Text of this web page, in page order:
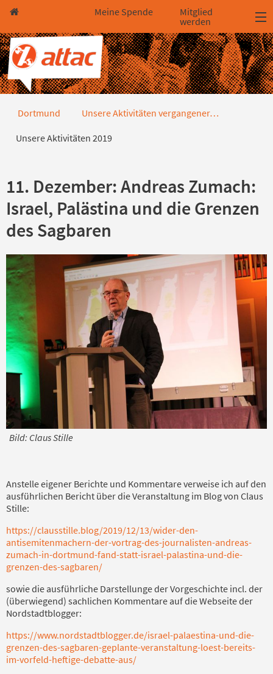
Direkt zum Hauptinhalt springen
Direkt zur Haupt-Navigation springen
Direkt zur Service-Navigation springen
Direkt zur Footer-Navigation springen
Direkt zum Footerinhalt springen
Meine Spende
Mitglied
werden
Unsere Aktivitäten 2019
Dortmund Unsere Aktivitäten vergangener…
Unsere Aktivitäten 2019
11. Dezember: Andreas Zumach:
Israel, Palästina und die Grenzen
des Sagbaren
Bild: Claus Stille
Anstelle eigener Berichte und Kommentare verweise ich auf den
ausführlichen Bericht über die Veranstaltung im Blog von Claus
Stille:
https://clausstille.blog/2019/12/13/wider-den-
antisemitenmachern-der-vortrag-des-journalisten-andreas-
zumach-in-dortmund-fand-statt-israel-palastina-und-die-
grenzen-des-sagbaren/
sowie die ausführliche Darstellunge der Vorgeschichte incl. der
(überwiegend) sachlichen Kommentare auf die Webseite der
Nordstadtblogger:
https://www.nordstadtblogger.de/israel-palaestina-und-die-
grenzen-des-sagbaren-geplante-veranstaltung-loest-bereits-
im-vorfeld-heftige-debatte-aus/